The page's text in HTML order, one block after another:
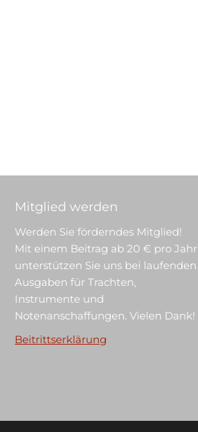
Mitglied werden
Werden Sie förderndes Mitglied!
Mit einem Beitrag ab 20 € pro Jahr
unterstützen Sie uns bei laufenden
Ausgaben für Trachten,
Instrumente und
Notenanschaffungen. Vielen Dank!
Beitrittserklärung